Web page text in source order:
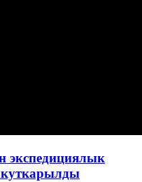
экспедициялык
куткарылды